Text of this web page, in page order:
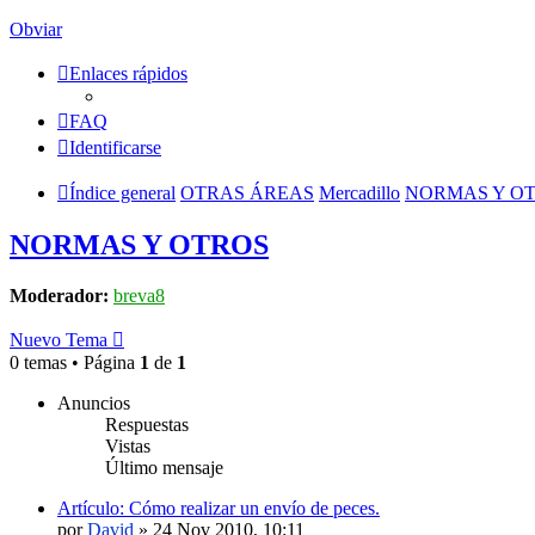
Obviar
Enlaces rápidos
FAQ
Identificarse
Índice general OTRAS ÁREAS Mercadillo NORMAS Y
NORMAS Y OTROS
Moderador: breva8
Nuevo Tema
0 temas • Página 1 de 1
Anuncios
Respuestas
Vistas
Último mensaje
Artículo: Cómo realizar un envío de peces.
porDavid » 24 Nov 2010, 10:11